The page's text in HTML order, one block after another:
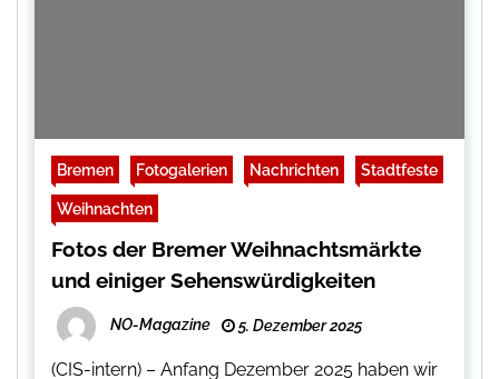
Bremen Fotogalerien Nachrichten Stadtfeste
Weihnachten
Fotos der Bremer Weihnachtsmärkte
und einiger Sehenswürdigkeiten
NO-Magazine 5. Dezember 2025
(CIS-intern) – Anfang Dezember 2025 haben wir